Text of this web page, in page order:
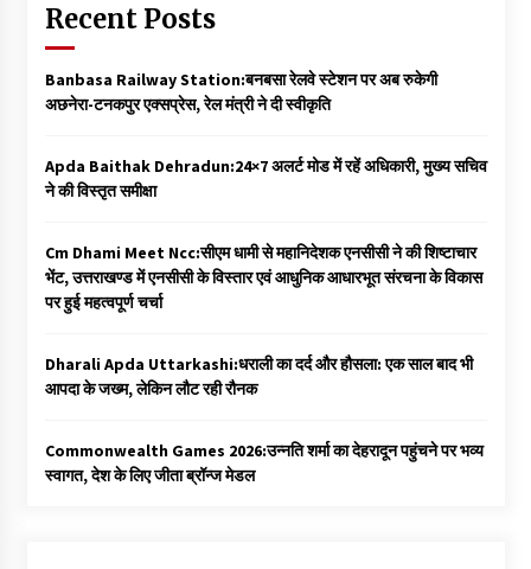
Recent Posts
Banbasa Railway Station:बनबसा रेलवे स्टेशन पर अब रुकेगी
अछनेरा-टनकपुर एक्सप्रेस, रेल मंत्री ने दी स्वीकृति
Apda Baithak Dehradun:24×7 अलर्ट मोड में रहें अधिकारी, मुख्य सचिव
ने की विस्तृत समीक्षा
Cm Dhami Meet Ncc:सीएम धामी से महानिदेशक एनसीसी ने की शिष्टाचार
भेंट, उत्तराखण्ड में एनसीसी के विस्तार एवं आधुनिक आधारभूत संरचना के विकास
पर हुई महत्वपूर्ण चर्चा
Dharali Apda Uttarkashi:धराली का दर्द और हौसला: एक साल बाद भी
आपदा के जख्म, लेकिन लौट रही रौनक
Commonwealth Games 2026:उन्नति शर्मा का देहरादून पहुंचने पर भव्य
स्वागत, देश के लिए जीता ब्रॉन्ज मेडल